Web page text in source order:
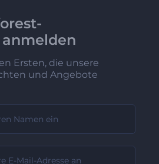
Ersten, die unsere
und Angebote